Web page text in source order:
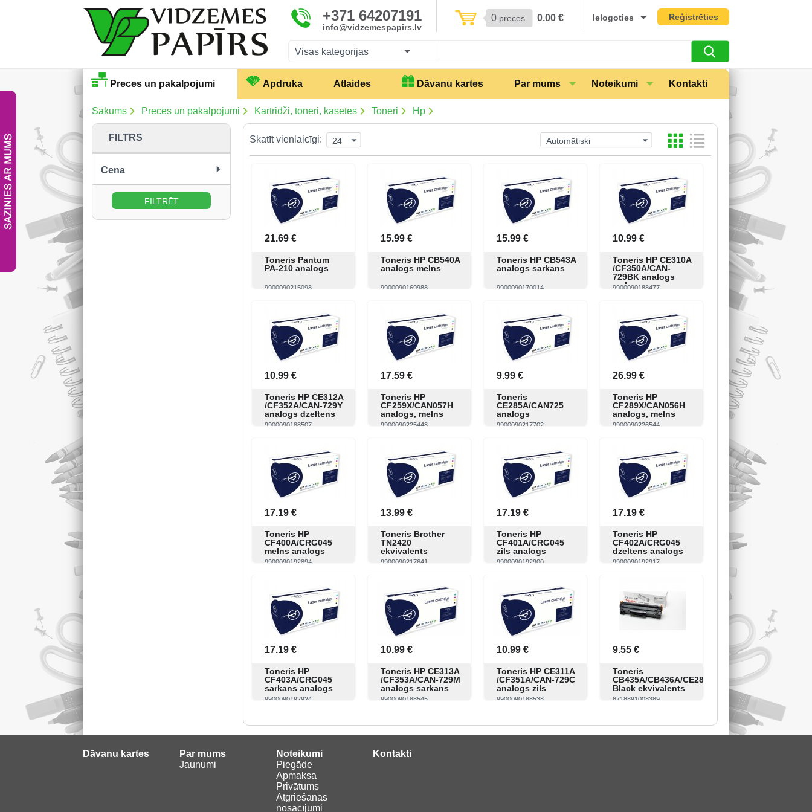
+371 64207191
info@vidzemespapirs.lv
0 preces 0.00 € Ielogoties Reģistrēties
Visas kategorijas
Preces un pakalpojumi Apdruka Atlaides Dāvanu kartes Par mums Noteikumi Kontakti
Sākums Preces un pakalpojumi Kārtridži, toneri, kasetes Toneri Hp
FILTRS
Cena
no:
līdz:
Skatīt vienlaicīgi: 24 Automātiski
21.69 €
Toneris Pantum
PA-210 analogs
9900090215098
15.99 €
Toneris HP CB540A
analogs melns
9900090169988
15.99 €
Toneris HP CB543A
analogs sarkans
9900090170014
10.99 €
Toneris HP CE310A
/CF350A/CAN-
729BK analogs
melns
9900090188477
10.99 €
Toneris HP CE312A
/CF352A/CAN-729Y
analogs dzeltens
9900090188507
17.59 €
Toneris HP
CF259X/CAN057H
analogs, melns
9900090225448
9.99 €
Toneris
CE285A/CAN725
analogs
9900090217702
26.99 €
Toneris HP
CF289X/CAN056H
analogs, melns
9900090226544
17.19 €
Toneris HP
CF400A/CRG045
melns analogs
9900090192894
13.99 €
Toneris Brother
TN2420
ekvivalents
9900090217641
17.19 €
Toneris HP
CF401A/CRG045
zils analogs
9900090192900
17.19 €
Toneris HP
CF402A/CRG045
dzeltens analogs
9900090192917
17.19 €
Toneris HP
CF403A/CRG045
sarkans analogs
9900090192924
10.99 €
Toneris HP CE313A
/CF353A/CAN-729M
analogs sarkans
9900090188545
10.99 €
Toneris HP CE311A
/CF351A/CAN-729C
analogs zils
9900090188538
9.55 €
Toneris
CB435A/CB436A/CE285A/CA278A
Black ekvivalents
8718891008389
Dāvanu kartes
Par mums
Jaunumi
Noteikumi
Piegāde
Apmaksa
Privātums
Atgriešanas
nosacījumi
Kontakti